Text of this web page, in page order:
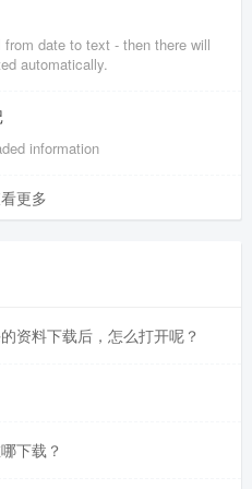
date to text - then there will
automatically.
information
更多
资料下载后，怎么打开呢？
下载？